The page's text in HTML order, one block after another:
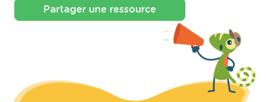
Partager une ressource